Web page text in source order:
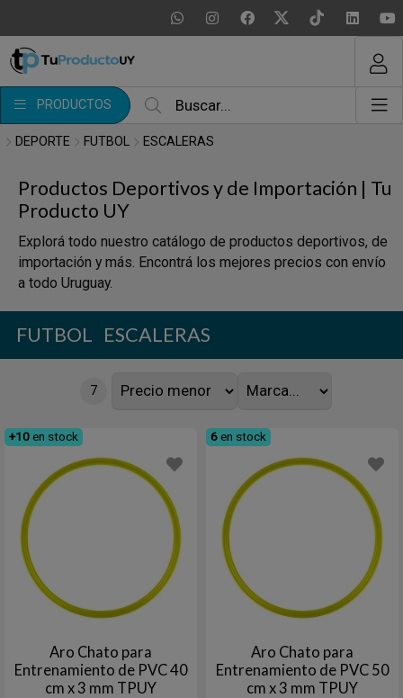
PRODUCTOS
MI COMPRA
DEPORTE FUTBOL ESCALERAS
Productos Deportivos y de Importación | Tu
Producto UY
Explorá todo nuestro catálogo de productos deportivos, de
importación y más. Encontrá los mejores precios con envío
a todo Uruguay.
FUTBOL ESCALERAS
7
+10 en stock
Aro Chato para
Entrenamiento de PVC 40
cm x 3 mm TPUY
6 en stock
Aro Chato para
Entrenamiento de PVC 50
cm x 3 mm TPUY